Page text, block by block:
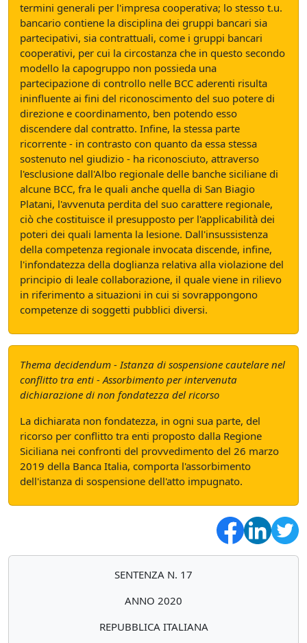
termini generali per l'impresa cooperativa; lo stesso t.u.
bancario contiene la disciplina dei gruppi bancari sia
partecipativi, sia contrattuali, come i gruppi bancari
cooperativi, per cui la circostanza che in questo secondo
modello la capogruppo non possieda una
partecipazione di controllo nelle BCC aderenti risulta
ininfluente ai fini del riconoscimento del suo potere di
direzione e coordinamento, ben potendo esso
discendere dal contratto. Infine, la stessa parte
ricorrente - in contrasto con quanto da essa stessa
sostenuto nel giudizio - ha riconosciuto, attraverso
l'esclusione dall'Albo regionale delle banche siciliane di
alcune BCC, fra le quali anche quella di San Biagio
Platani, l'avvenuta perdita del suo carattere regionale,
ciò che costituisce il presupposto per l'applicabilità dei
poteri dei quali lamenta la lesione. Dall'insussistenza
della competenza regionale invocata discende, infine,
l'infondatezza della doglianza relativa alla violazione del
principio di leale collaborazione, il quale viene in rilievo
in riferimento a situazioni in cui si sovrappongono
competenze di soggetti pubblici diversi.
Thema decidendum - Istanza di sospensione cautelare nel
conflitto tra enti - Assorbimento per intervenuta
dichiarazione di non fondatezza del ricorso
La dichiarata non fondatezza, in ogni sua parte, del
ricorso per conflitto tra enti proposto dalla Regione
Siciliana nei confronti del provvedimento del 26 marzo
2019 della Banca Italia, comporta l'assorbimento
dell'istanza di sospensione dell'atto impugnato.
SENTENZA N. 17
ANNO 2020
REPUBBLICA ITALIANA